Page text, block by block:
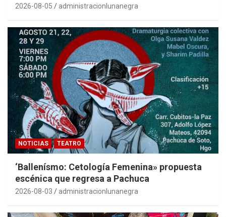
2026-08-05 administracionlunanegra
NOTICIAS TEATRO
‘Ballenísmo: Cetología Femenina» propuesta
escénica que regresa a Pachuca
2026-08-03 administracionlunanegra